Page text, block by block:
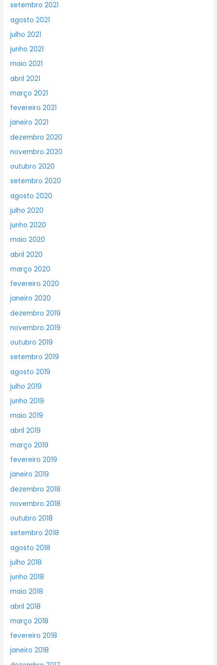
setembro 2021
agosto 2021
julho 2021
junho 2021
maio 2021
abril 2021
março 2021
fevereiro 2021
janeiro 2021
dezembro 2020
novembro 2020
outubro 2020
setembro 2020
agosto 2020
julho 2020
junho 2020
maio 2020
abril 2020
março 2020
fevereiro 2020
janeiro 2020
dezembro 2019
novembro 2019
outubro 2019
setembro 2019
agosto 2019
julho 2019
junho 2019
maio 2019
abril 2019
março 2019
fevereiro 2019
janeiro 2019
dezembro 2018
novembro 2018
outubro 2018
setembro 2018
agosto 2018
julho 2018
junho 2018
maio 2018
abril 2018
março 2018
fevereiro 2018
janeiro 2018